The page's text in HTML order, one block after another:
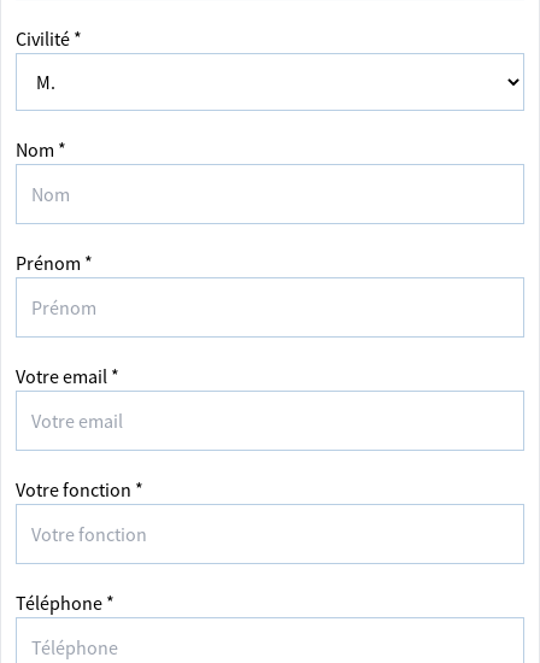
Civilité *
Nom *
Prénom *
Votre email *
Votre fonction *
Téléphone *